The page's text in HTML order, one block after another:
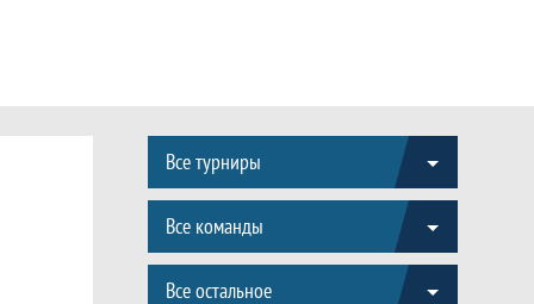
Все турниры
Все команды
Все остальное